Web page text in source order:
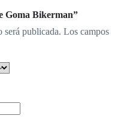
Goma Bikerman”
será publicada. Los campos